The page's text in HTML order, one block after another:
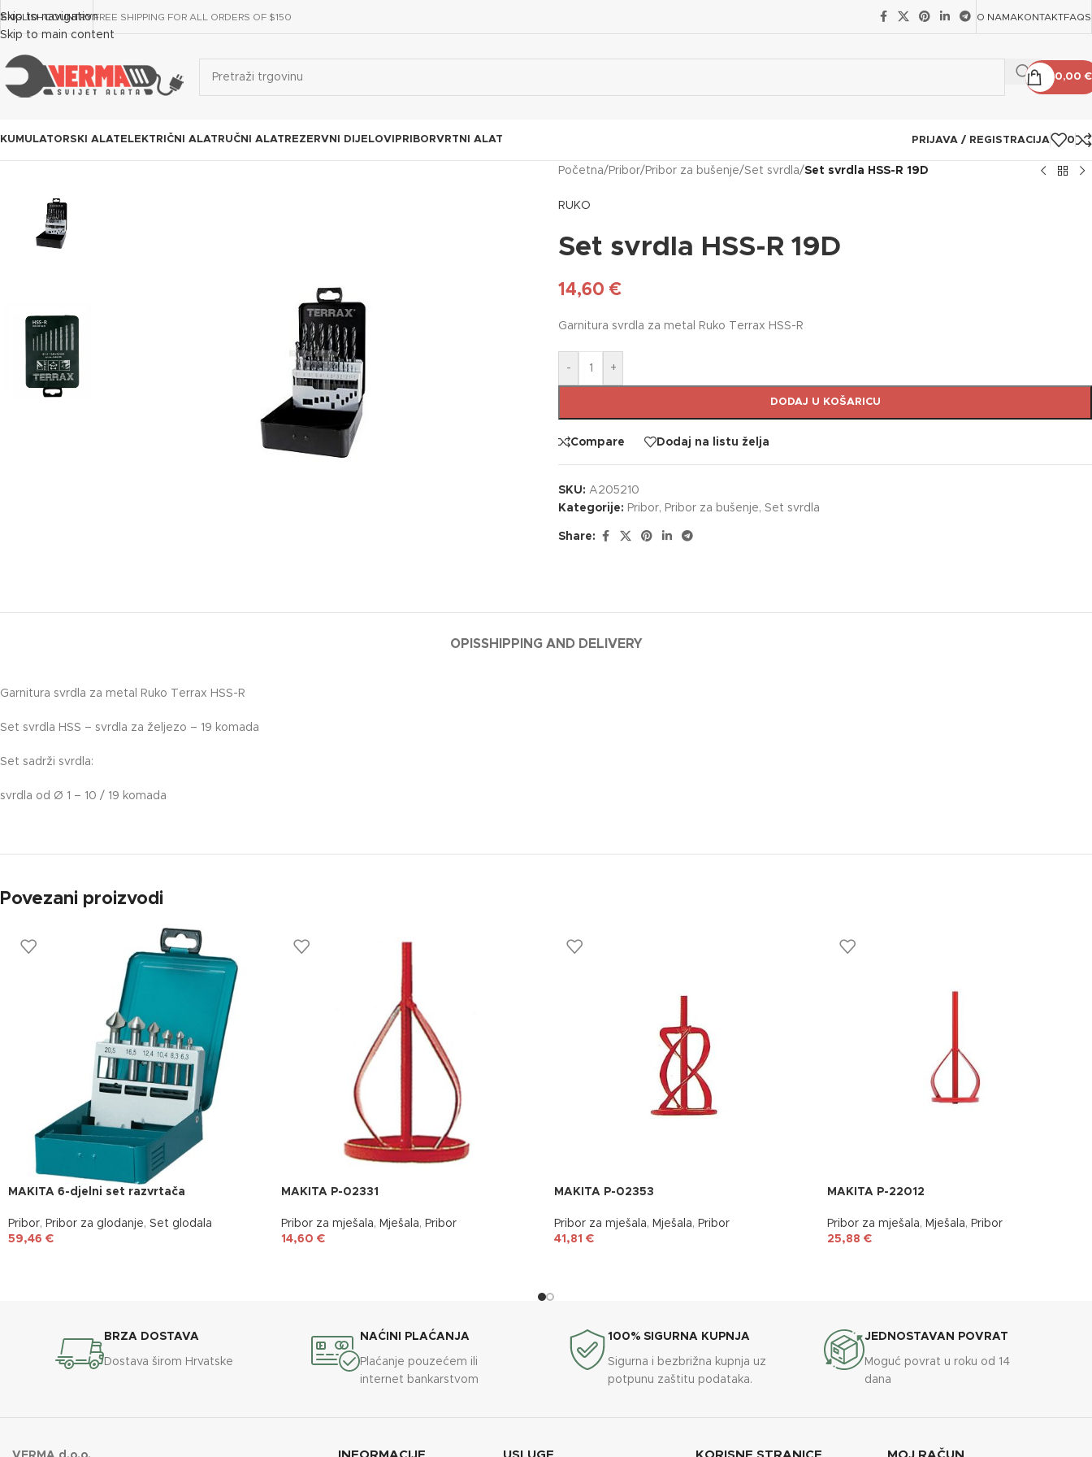
Skip to navigation
Skip to main content
ENGLISHCOUNTRYFREE SHIPPING FOR ALL ORDERS OF $150 O NAMAKONTAKTFAQS
0,00€
ALAT ELEKTRIČNI ALAT RUČNI ALAT REZERVNI DIJELOVI PRIBORVRTNI ALAT PRIJAVA / REGISTRACIJA 0
Početna/ Pribor/ Pribor za bušenje/Set svrdla/Set svrdla HSS-R 19D
RUKO
Set svrdla HSS-R 19D
14,60 €
Garnitura svrdla za metal Ruko Terrax HSS-R
- +
DODAJ U KOŠARICU
Compare Dodaj na listu želja
SKU: A205210
Kategorije: Pribor, Pribor za bušenje, Set svrdla
Share:
OPISSHIPPING AND DELIVERY
Garnitura svrdla za metal Ruko Terrax HSS-R
Set svrdla HSS – svrdla za željezo – 19 komada
Set sadrži svrdla:
svrdla od Ø 1 – 10 / 19 komada
Povezani proizvodi
MAKITA 6-djelni set razvrtača
Pribor, Pribor za glodanje, Set glodala
59,46 €
MAKITA P-02331
Pribor za mješala, Mješala, Pribor
14,60 €
MAKITA P-02353
Pribor za mješala, Mješala, Pribor
41,81 €
MAKITA P-22012
Pribor za mješala, Mješala, Pribor
25,88 €
BRZA DOSTAVA
Dostava širom Hrvatske
NAĆINI PLAĆANJA
Plaćanje pouzećem ili
internet bankarstvom
100% SIGURNA KUPNJA
Sigurna i bezbrižna kupnja uz
potpunu zaštitu podataka.
JEDNOSTAVAN POVRAT
Moguć povrat u roku od 14
dana